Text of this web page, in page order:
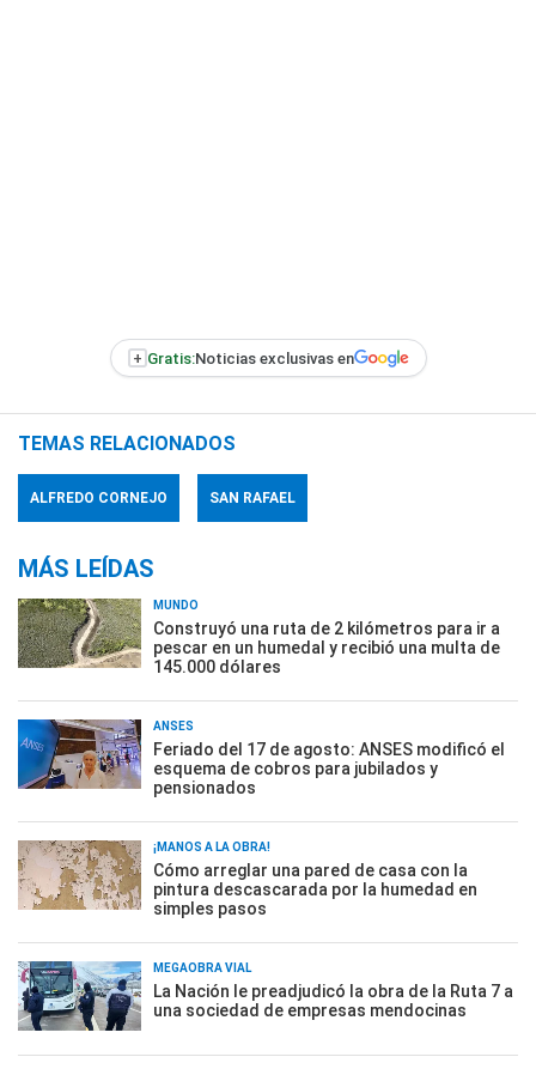
+ Gratis:Noticias exclusivas en
TEMAS RELACIONADOS
ALFREDO CORNEJO SAN RAFAEL
MÁS LEÍDAS
MUNDO
Construyó una ruta de 2 kilómetros para ir a
pescar en un humedal y recibió una multa de
145.000 dólares
ANSES
Feriado del 17 de agosto: ANSES modificó el
esquema de cobros para jubilados y
pensionados
¡MANOS A LA OBRA!
Cómo arreglar una pared de casa con la
pintura descascarada por la humedad en
simples pasos
MEGAOBRA VIAL
La Nación le preadjudicó la obra de la Ruta 7 a
una sociedad de empresas mendocinas